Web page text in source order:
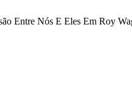
Entre Nós E Eles Em Roy